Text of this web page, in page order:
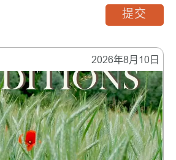
2026年8月10日
提交